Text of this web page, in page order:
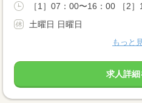
［1］07：00〜16：00 ［2］
土曜日 日曜日
もっと
求人詳細